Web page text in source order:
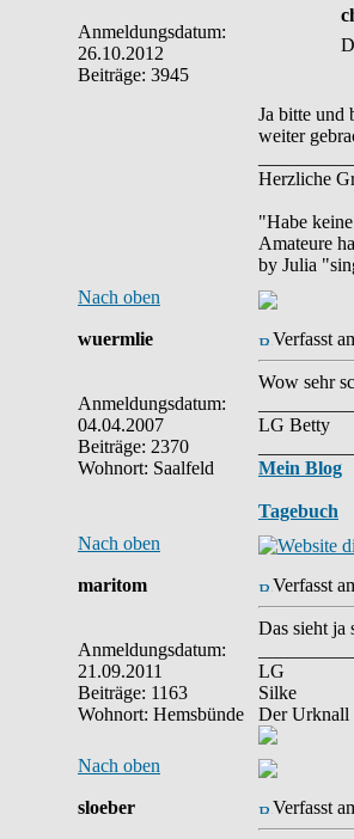
Anmeldungsdatum:
26.10.2012
Beiträge: 3945
Ja bitte und
weiter
Herzliche
"Habe
Amateure
by Julia
Nach oben
wuermlie
Anmeldungsdatum:
04.04.2007
Beiträge: 2370
Wohnort: Saalfeld
Verfasst
Wow sehr
LG Betty
Mein Blog
Tagebuch
Nach oben
maritom
Anmeldungsdatum:
21.09.2011
Beiträge: 1163
Wohnort: Hemsbünde
Verfasst
Das sieht ja
LG
Silke
Der Urknall
Nach oben
sloeber Verfasst